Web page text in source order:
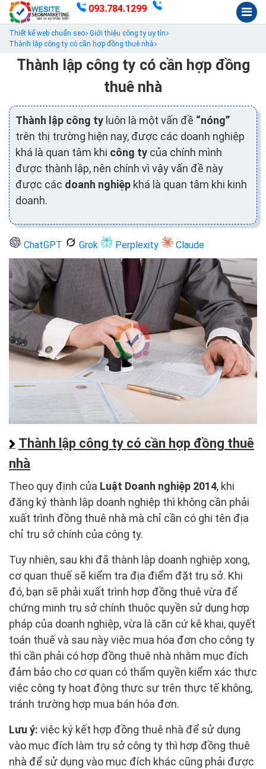
093.784.1299
Thiết kế web chuẩn seo Giới thiệu công ty uy tín
Thành lập công ty có cần hợp đồng thuê nhà
Thành lập công ty có cần hợp đồng
thuê nhà
Thành lập công ty luôn là một vấn đề “nóng”
trên thị trường hiện nay, được các doanh nghiệp
khá là quan tâm khi công ty của chính mình
được thành lập, nên chính vì vậy vấn đề này
được các doanh nghiệp khá là quan tâm khi kinh
doanh.
ChatGPT Grok Perplexity Claude
Thành lập công ty có cần hợp đồng thuê
nhà
Theo quy định của Luật Doanh nghiệp 2014, khi
đăng ký thành lập doanh nghiệp thì không cần phải
xuất trình đồng thuê nhà mà chỉ cần có ghi tên địa
chỉ trụ sở chính của công ty.
Tuy nhiên, sau khi đã thành lập doanh nghiệp xong,
cơ quan thuế sẽ kiểm tra địa điểm đặt trụ sở. Khi
đó, bạn sẽ phải xuất trình hợp đồng thuê vừa để
chứng minh trụ sở chính thuộc quyền sử dụng hợp
pháp của doanh nghiệp, vừa là căn cứ kê khai, quyết
toán thuế và sau này việc mua hóa đơn cho công ty
thì cần phải có hợp đồng thuê nhà nhằm mục đích
đảm bảo cho cơ quan có thẩm quyền kiểm xác thực
việc công ty hoạt động thực sự trên thực tế không,
tránh trường hợp mua bán hóa đơn.
Lưu ý: việc ký kết hợp đồng thuê nhà để sử dụng
vào mục đích làm trụ sở công ty thì hợp đồng thuê
nhà để sử dụng vào mục đích khác cũng phải được